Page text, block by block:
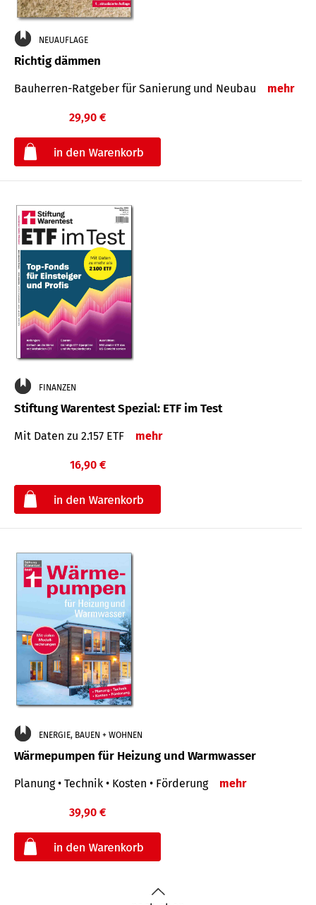
NEUAUFLAGE
Richtig dämmen
Bauherren-Ratgeber für Sanierung und Neubau mehr
29,90 €
FINANZEN
Stiftung Warentest Spezial: ETF im Test
Mit Daten zu 2.157 ETF mehr
16,90 €
ENERGIE, BAUEN + WOHNEN
Wärmepumpen für Heizung und Warmwasser
Planung • Technik • Kosten • Förderung mehr
39,90 €